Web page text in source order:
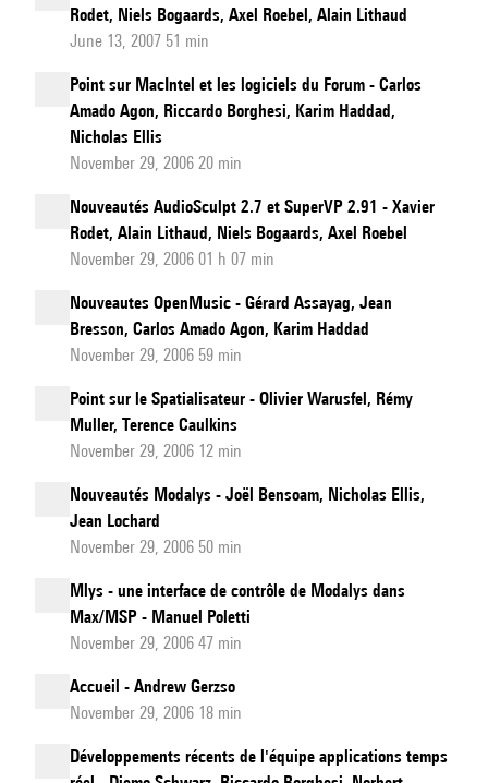
Rodet, Niels Bogaards, Axel Roebel, Alain Lithaud
June 13, 2007 51 min
Point sur MacIntel et les logiciels du Forum - Carlos
Amado Agon, Riccardo Borghesi, Karim Haddad,
Nicholas Ellis
November 29, 2006 20 min
Nouveautés AudioSculpt 2.7 et SuperVP 2.91 - Xavier
Rodet, Alain Lithaud, Niels Bogaards, Axel Roebel
November 29, 2006 01 h 07 min
Nouveautes OpenMusic - Gérard Assayag, Jean
Bresson, Carlos Amado Agon, Karim Haddad
November 29, 2006 59 min
Point sur le Spatialisateur - Olivier Warusfel, Rémy
Muller, Terence Caulkins
November 29, 2006 12 min
Nouveautés Modalys - Joël Bensoam, Nicholas Ellis,
Jean Lochard
November 29, 2006 50 min
Mlys - une interface de contrôle de Modalys dans
Max/MSP - Manuel Poletti
November 29, 2006 47 min
Accueil - Andrew Gerzso
November 29, 2006 18 min
Développements récents de l'équipe applications temps